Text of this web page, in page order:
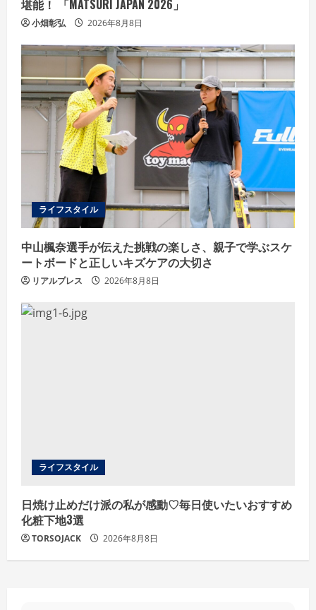
堪能！ 「MATSURI JAPAN 2026」
小畑彰弘 2026年8月8日
ライフスタイル
中山楓奈選手が伝えた挑戦の楽しさ、親子で学ぶスケ
ートボードと正しいキズケアの大切さ
リアルプレス 2026年8月8日
ライフスタイル
日焼け止めだけ派の私が感動♡毎日使いたいおすすめ
化粧下地3選
TORSOJACK 2026年8月8日